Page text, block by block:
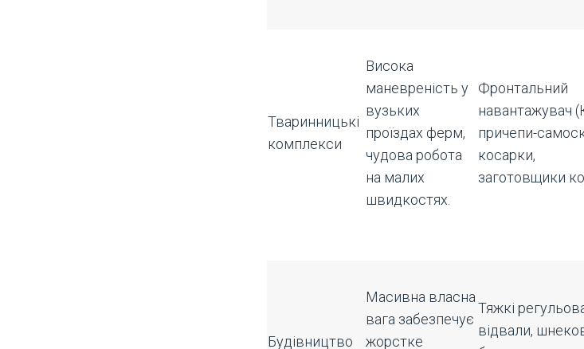
Тваринницькі
комплекси
Висока
маневреність у
вузьких
проїздах ферм,
чудова робота
на малих
швидкостях.
Фронтальний
навантажувач
причепи-
косарки,
заготовщики
Будівництво
Масивна власна
вага забезпечує
жорстке
Тяжкі
відвали,